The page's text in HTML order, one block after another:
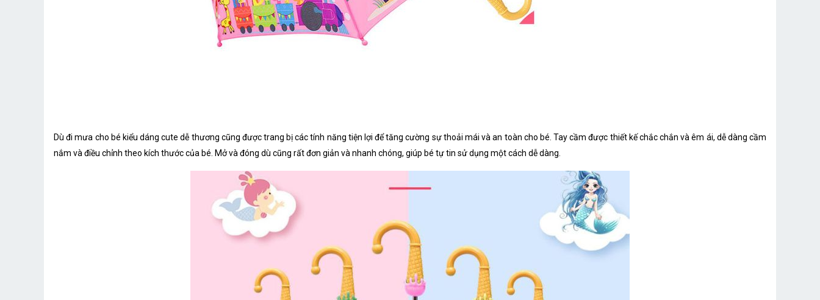
Dù đi mưa cho bé kiểu dáng cute dễ thương cũng được trang bị các tính năng tiện lợi để tăng cường sự thoải mái và an toàn cho bé. Tay cầm được thiết kế chắc chắn và êm ái, dễ dàng cầm
nắm và điều chỉnh theo kích thước của bé. Mở và đóng dù cũng rất đơn giản và nhanh chóng, giúp bé tự tin sử dụng một cách dễ dàng.